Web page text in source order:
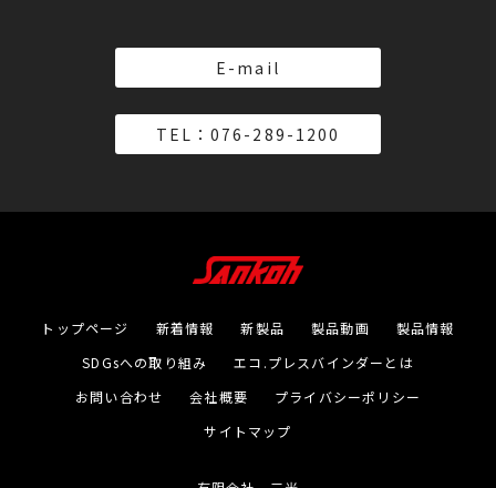
E-mail
TEL：076-289-1200
トップページ 新着情報 新製品 製品動画
製品情報
SDGsへの取り組み
エコ.プレスバインダーとは
お問い合わせ
会社概要
プライバシーポリシー
サイトマップ